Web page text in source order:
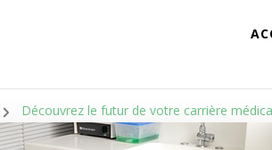
Découvrez le futur de votre carrière